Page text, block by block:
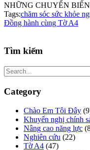
NHỮNG CHUYỂN
Tags:chăm sóc sức khỏe
Đồng hành cùng Tờ A4
Tìm kiếm
Category
Chào Em Tôi Đây
Khuyến nghị chính
Nâng cao năng lực
Nghiên cứu (22)
Tờ A4 (47)